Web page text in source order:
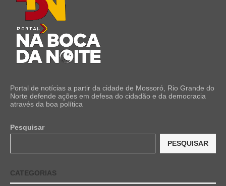
Portal de notícias a partir da cidade de Mossoró, Rio Grande do
Norte defende ações em defesa do cidadão e da democracia
através da boa política
Pesquisar
PESQUISAR
CATEGORIAS